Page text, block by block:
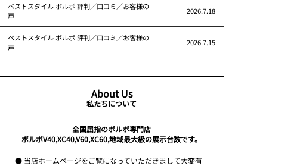
ベストスタイル ボルボ 評判／口コミ／お客様の
声
2026.7.18
ベストスタイル ボルボ 評判／口コミ／お客様の
声
2026.7.15
About Us
私たちについて
全国屈指のボルボ専門店
ボルボV40,XC40,V60,XC60,地域最大級の展示台数です。
● 当店ホームページをご覧になっていただきまして大変有